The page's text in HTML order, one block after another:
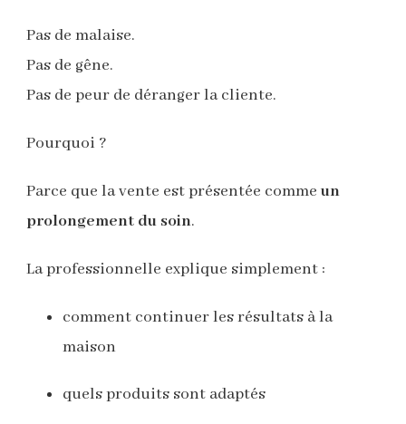
Pas de malaise.
Pas de gêne.
Pas de peur de déranger la cliente.
Pourquoi ?
Parce que la vente est présentée comme un
prolongement du soin.
La professionnelle explique simplement :
comment continuer les résultats à la
maison
quels produits sont adaptés